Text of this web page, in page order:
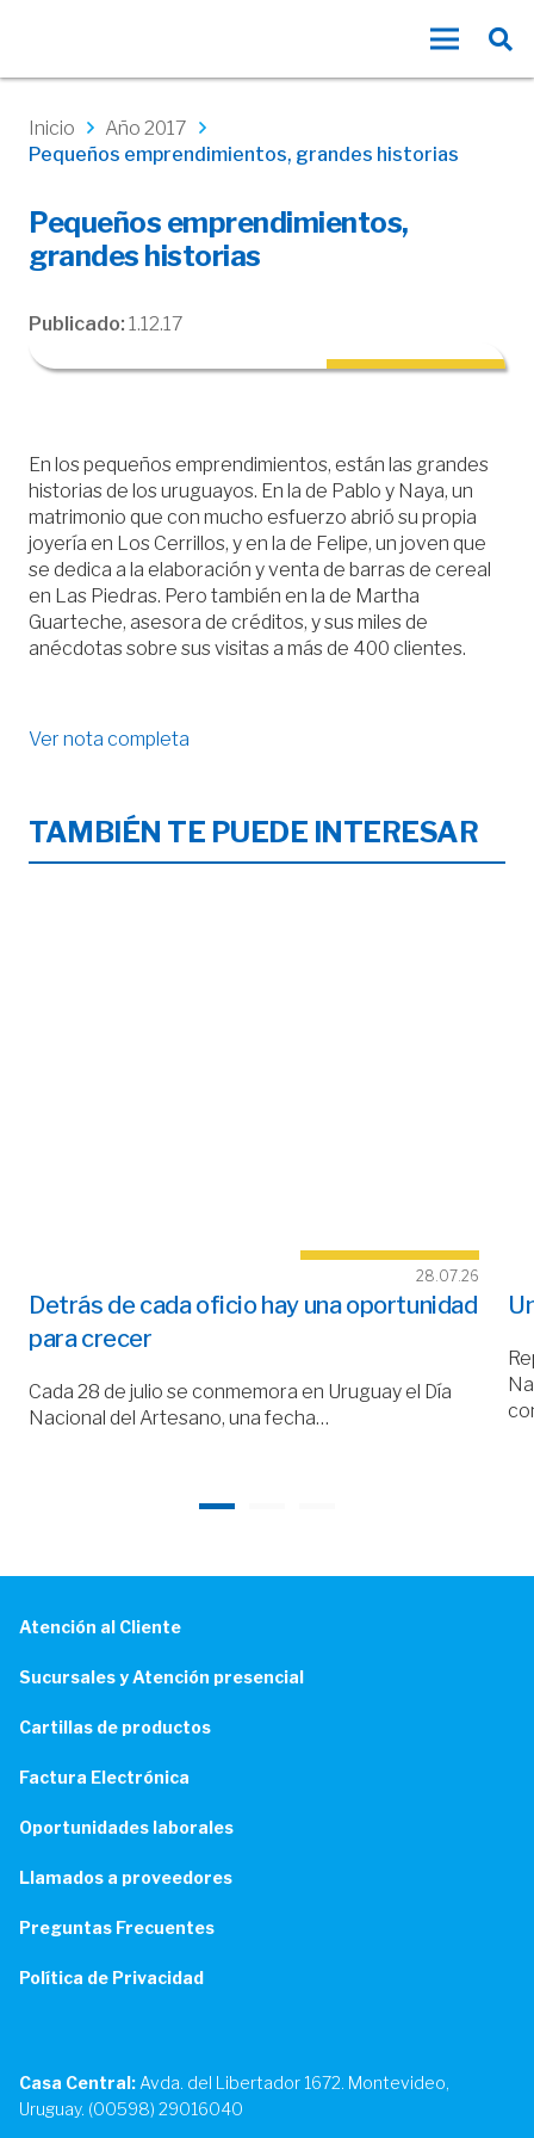
Inicio
Año 2017
Pequeños emprendimientos, grandes historias
Pequeños emprendimientos,
grandes historias
Publicado: 1.12.17
En los pequeños emprendimientos, están las grandes
historias de los uruguayos. En la de Pablo y Naya, un
matrimonio que con mucho esfuerzo abrió su propia
joyería en Los Cerrillos, y en la de Felipe, un joven que
se dedica a la elaboración y venta de barras de cereal
en Las Piedras. Pero también en la de Martha
Guarteche, asesora de créditos, y sus miles de
anécdotas sobre sus visitas a más de 400 clientes.
Ver nota completa
TAMBIÉN TE PUEDE INTERESAR
28.07.26
Detrás de cada oficio hay una oportunidad
para crecer
Cada 28 de julio se conmemora en Uruguay el Día
Nacional del Artesano, una fecha…
Atención al Cliente
Sucursales y Atención presencial
Cartillas de productos
Factura Electrónica
Oportunidades laborales
Llamados a proveedores
Preguntas Frecuentes
Política de Privacidad
Casa Central: Avda. del Libertador 1672. Montevideo,
Uruguay. (00598) 29016040